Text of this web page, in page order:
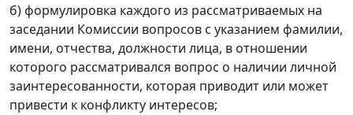
б) формулировка каждого из рассматриваемых на
заседании Комиссии вопросов с указанием фамилии,
имени, отчества, должности лица, в отношении
которого рассматривался вопрос о наличии личной
заинтересованности, которая приводит или может
привести к конфликту интересов;